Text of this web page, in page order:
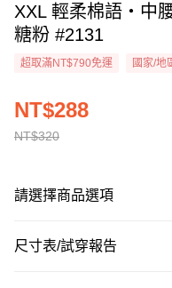
XXL 輕柔棉語・中
糖粉 #2131
超取滿NT$790免運 國家/地
NT$320
NT$288
請選擇商品選項
尺寸表/試穿報告